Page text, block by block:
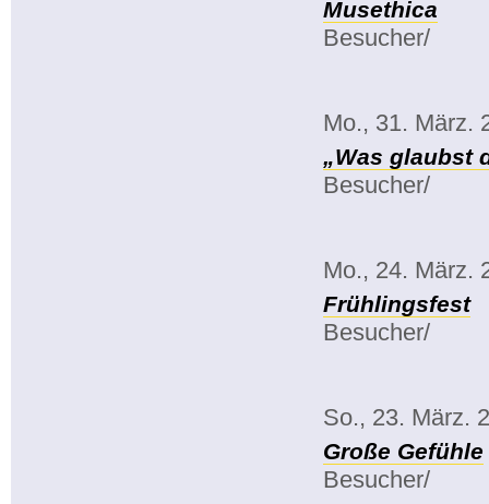
Musethica
Besucher/
Mo., 31. März.
„Was glaubst
Besucher/
Mo., 24. März.
Frühlingsfest
Besucher/
So., 23. März.
Große Gefühle
Besucher/